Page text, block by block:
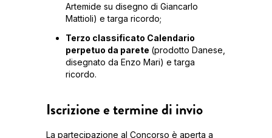
Artemide su disegno di Giancarlo
Mattioli) e targa ricordo;
Terzo classificato Calendario
perpetuo da parete (prodotto Danese,
disegnato da Enzo Mari) e targa
ricordo.
Iscrizione e termine di invio
La partecipazione al Concorso è aperta a